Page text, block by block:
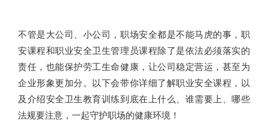
不管是大公司、小公司，职场安全都是不能马虎的事，职
安课程和职业安全卫生管理员课程除了是依法必须落实的
责任，也能保护劳工生命健康，让公司稳定营运，甚至为
企业形象更加分。以下会带你详细了解职业安全课程，以
及介绍安全卫生教育训练到底在上什么、谁需要上、哪些
法规要注意，一起守护职场的健康环境！